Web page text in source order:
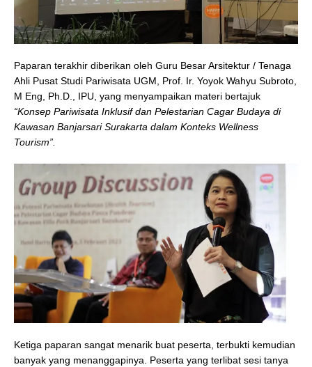
Paparan terakhir diberikan oleh Guru Besar Arsitektur / Tenaga
Ahli Pusat Studi Pariwisata UGM, Prof. Ir. Yoyok Wahyu Subroto,
M Eng, Ph.D., IPU, yang menyampaikan materi bertajuk
“Konsep Pariwisata Inklusif dan Pelestarian Cagar Budaya di
Kawasan Banjarsari Surakarta dalam Konteks Wellness
Tourism”.
Ketiga paparan sangat menarik buat peserta, terbukti kemudian
banyak yang menanggapinya. Peserta yang terlibat sesi tanya